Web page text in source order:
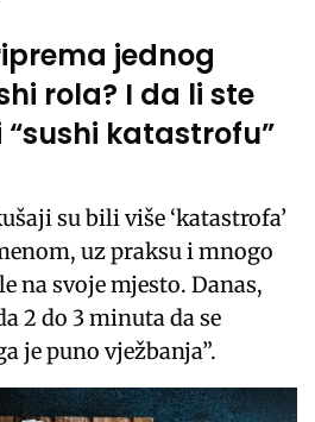
jednog
rola? I da li ste
katastrofu”
su bili više ‘katastrofa’
uz praksu i mnogo
na svoje mjesto. Danas,
2 do 3 minuta da se
je puno vježbanja”.